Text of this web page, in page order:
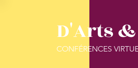
D'Arts
CONFÉRENCES